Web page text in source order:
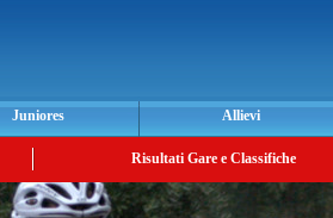
Juniores Allievi
Risultati Gare e Classifiche